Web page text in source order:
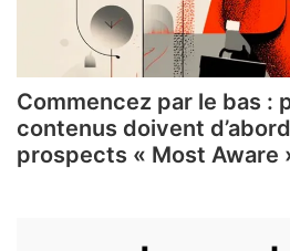
Commencez par le bas :
contenus doivent
prospects « Most Aware